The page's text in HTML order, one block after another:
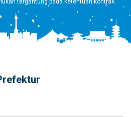
tergantung pada ketentuan kontrak.